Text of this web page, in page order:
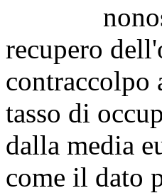
recupero
contraccolpo
tasso di
dalla media
come il dato